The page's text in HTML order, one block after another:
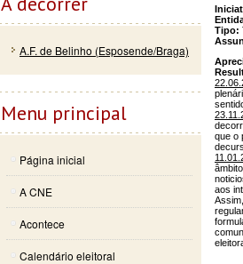
Tipo:
que o
aos
A.F. de Belinho (Esposende/Braga)
Menu principal
Página inicial
A CNE
Acontece
Calendário eleitoral